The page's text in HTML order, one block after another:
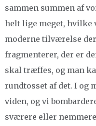
sammen summen af
helt lige meget, hvilke
moderne tilværelse
fragmenterer, der er
skal træffes, og man
rundtosset af det. I og
viden, og vi
sværere eller